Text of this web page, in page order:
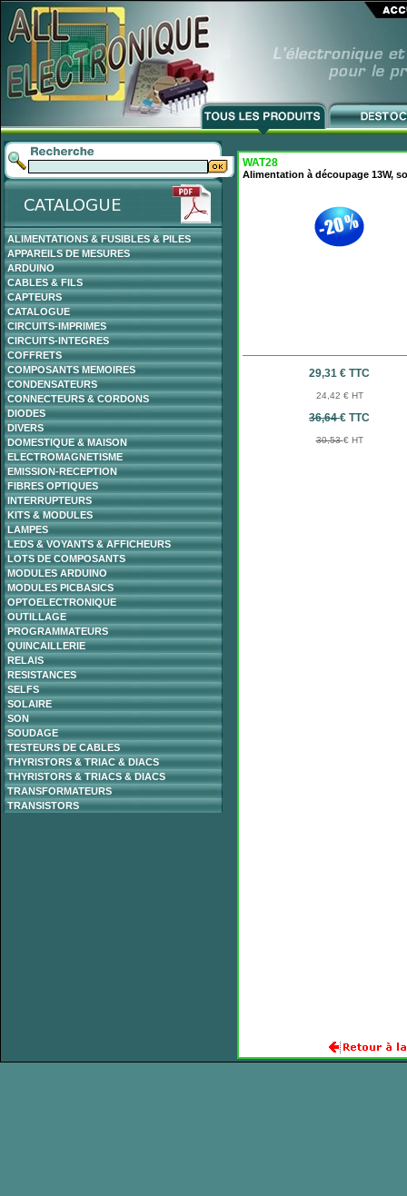
ALIMENTATIONS & FUSIBLES & PILES
APPAREILS DE MESURES
ARDUINO
CABLES & FILS
CAPTEURS
CATALOGUE
CIRCUITS-IMPRIMES
CIRCUITS-INTEGRES
COFFRETS
COMPOSANTS MEMOIRES
CONDENSATEURS
CONNECTEURS & CORDONS
DIODES
DIVERS
DOMESTIQUE & MAISON
ELECTROMAGNETISME
EMISSION-RECEPTION
FIBRES OPTIQUES
INTERRUPTEURS
KITS & MODULES
LAMPES
LEDS & VOYANTS & AFFICHEURS
LOTS DE COMPOSANTS
MODULES ARDUINO
MODULES PICBASICS
OPTOELECTRONIQUE
OUTILLAGE
PROGRAMMATEURS
QUINCAILLERIE
RELAIS
RESISTANCES
SELFS
SOLAIRE
SON
SOUDAGE
TESTEURS DE CABLES
THYRISTORS & TRIAC & DIACS
THYRISTORS & TRIACS & DIACS
TRANSFORMATEURS
TRANSISTORS
WAT28
Alimentation à découpage 13W,
29,31 € TTC
24,42 € HT
36,64€ TTC
30,53€ HT